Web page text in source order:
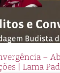
–
| Lama